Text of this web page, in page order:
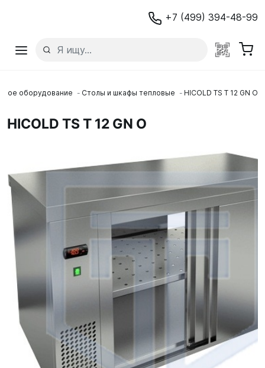
+7 (499) 394-48-99
оборудование Столы и шкафы тепловые HICOLD TS T 12 GN O
HICOLD TS T 12 GN O